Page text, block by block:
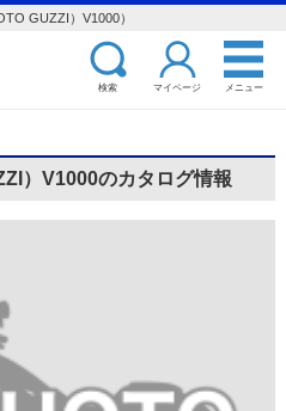
GUZZI）V1000）
検索 マイページ メニュー
）V1000のカタログ情報